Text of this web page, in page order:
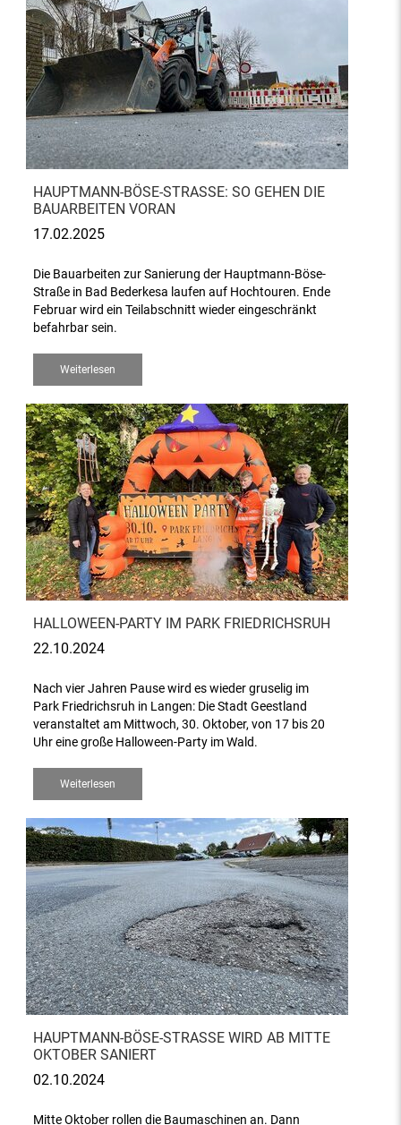
HAUPTMANN-BÖSE-STRASSE: SO GEHEN DIE B
AUARBEITEN VORAN
17.02.2025
Die Bauarbeiten zur Sanierung der Hauptmann-Böse-
Straße in Bad Bederkesa laufen auf Hochtouren. Ende
Februar wird ein Teilabschnitt wieder eingeschränkt
befahrbar sein.
Weiterlesen
HALLOWEEN-PARTY IM PARK FRIEDRICHSRUH
22.10.2024
Nach vier Jahren Pause wird es wieder gruselig im
Park Friedrichsruh in Langen: Die Stadt Geestland
veranstaltet am Mittwoch, 30. Oktober, von 17 bis 20
Uhr eine große Halloween-Party im Wald.
Weiterlesen
HAUPTMANN-BÖSE-STRASSE WIRD AB MITTE O
KTOBER SANIERT
02.10.2024
Mitte Oktober rollen die Baumaschinen an. Dann